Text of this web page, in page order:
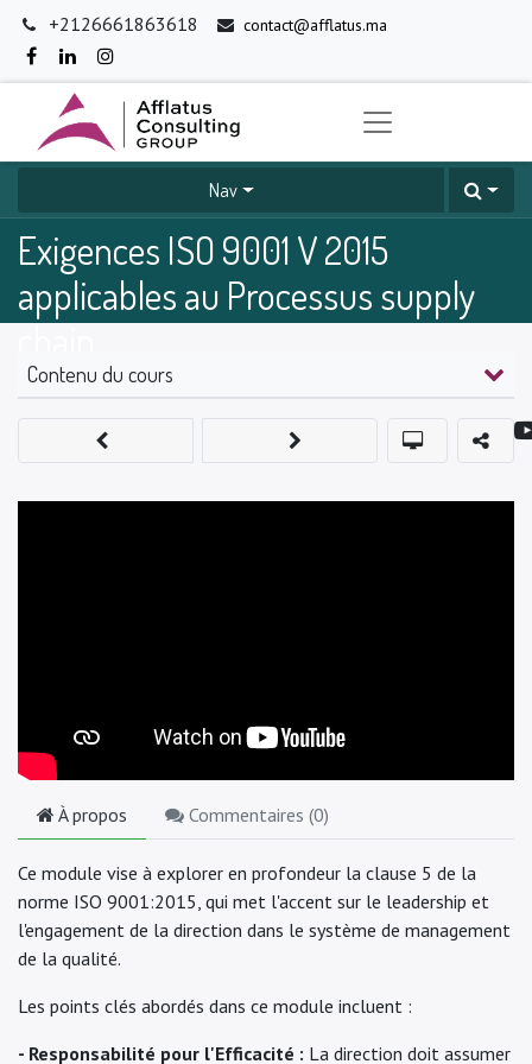
+2126661863618 contact@afflatus.ma
Nav
Exigences ISO 9001 V 2015
applicables au Processus supply
Contenu du cours
À propos Commentaires (0)
Ce module vise à explorer en profondeur la clause 5 de la
norme ISO 9001:2015, qui met l'accent sur le leadership et
l'engagement de la direction dans le système de management
de la qualité.
Les points clés abordés dans ce module incluent :
- Responsabilité pour l'Efficacité : La direction doit assumer